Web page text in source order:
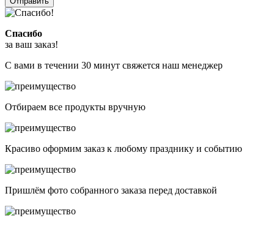
Спасибо
за ваш заказ!
С вами в течении 30 минут свяжется наш менеджер
Отбираем все продукты вручную
Красиво оформим заказ к любому празднику и событию
Пришлём фото собранного заказа перед доставкой